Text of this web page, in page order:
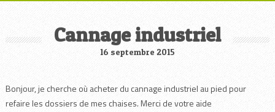
Cannage industriel
16 septembre 2015
Bonjour, je cherche où acheter du cannage industriel au pied pour
refaire les dossiers de mes chaises. Merci de votre aide